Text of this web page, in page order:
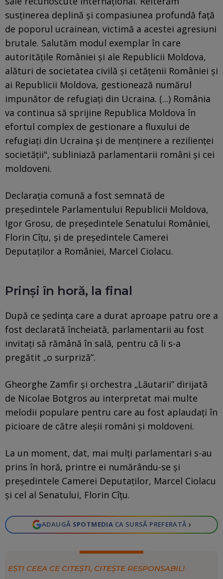
susţinerea deplină şi compasiunea profundă faţă
de poporul ucrainean, victimă a acestei agresiuni
brutale. Salutăm modul exemplar în care
autorităţile României şi ale Republicii Moldova,
alături de societatea civilă şi cetăţenii României şi
ai Republicii Moldova, gestionează numărul
impunător de refugiaţi din Ucraina. (...) România
va continua să sprijine Republica Moldova în
efortul complex de gestionare a fluxului de
refugiaţi din Ucraina şi de menţinere a rezilienţei
societăţii", subliniază parlamentarii români şi cei
moldoveni.
Declaraţia comună a fost semnată de
preşedintele Parlamentului Republicii Moldova,
Igor Grosu, de preşedintele Senatului României,
Florin Cîţu, şi de preşedintele Camerei
Deputaţilor a României, Marcel Ciolacu.
Prinși în horă, la final
După ce şedinţa care a durat aproape patru ore a
fost declarată încheiată, parlamentarii au fost
invitaţi să rămână în sală, pentru că li s-a
pregătit „o surpriză”.
Gheorghe Zamfir şi orchestra „Lăutarii” dirijată
de Nicolae Botgros au interpretat mai multe
melodii populare pentru care au fost aplaudaţi în
picioare de către aleşii români şi moldoveni.
La un moment, dat, mai mulţi parlamentari s-au
prins în horă, printre ei numărându-se şi
preşedintele Camerei Deputaţilor, Marcel Ciolacu
şi cel al Senatului, Florin Cîţu.
ADAUGĂ SPOTMEDIA CA SURSĂ PREFERATĂ ›
EȘTI CEEA CE CITEȘTI, CITEȘTE RESPONSABIL!